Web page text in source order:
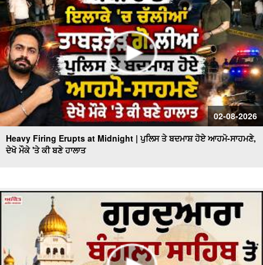
02-08-2026
Heavy Firing Erupts at Midnight | ਪੁਲਿਸ ਤੇ ਬਦਮਾਸ਼ ਹੋਏ ਆਹਮੋ-ਸਾਹਮਣੇ,
ਦੇਖੋ ਮੌਕੇ 'ਤੇ ਕੀ ਬਣੇ ਹਾਲਾਤ